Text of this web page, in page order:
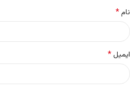
نام*
ایمیل*